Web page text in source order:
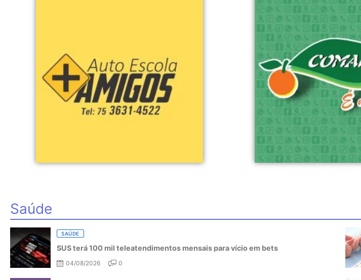
Saúde
SAÚDE
SUS terá 100 mil teleatendimentos mensais para vício em bets
04/08/2026 0